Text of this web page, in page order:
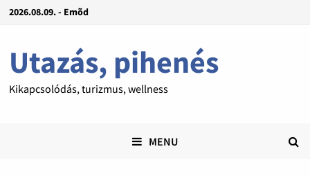
2026.08.09. - Emõd
Utazás, pihenés
Kikapcsolódás, turizmus, wellness
MENU